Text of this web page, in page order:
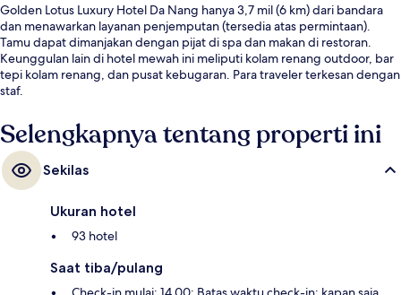
Golden Lotus Luxury Hotel Da Nang hanya 3,7 mil (6 km) dari bandara
dan menawarkan layanan penjemputan (tersedia atas permintaan).
Tamu dapat dimanjakan dengan pijat di spa dan makan di restoran.
Keunggulan lain di hotel mewah ini meliputi kolam renang outdoor, bar
tepi kolam renang, dan pusat kebugaran. Para traveler terkesan dengan
staf.
Selengkapnya tentang properti ini
Sekilas
Ukuran hotel
93 hotel
Saat tiba/pulang